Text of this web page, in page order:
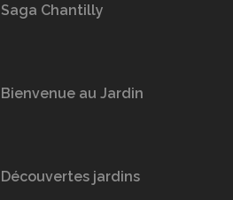
Saga Chantilly
Bienvenue au Jardin
Découvertes jardins